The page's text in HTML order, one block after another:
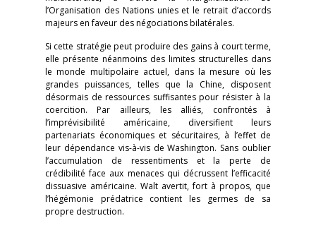
l’Organisation des Nations unies et le retrait d’accords
majeurs en faveur des négociations bilatérales.
Si cette stratégie peut produire des gains à court terme,
elle présente néanmoins des limites structurelles dans
le monde multipolaire actuel, dans la mesure où les
grandes puissances, telles que la Chine, disposent
désormais de ressources suffisantes pour résister à la
coercition. Par ailleurs, les alliés, confrontés à
l’imprévisibilité américaine, diversifient leurs
partenariats économiques et sécuritaires, à l’effet de
leur dépendance vis-à-vis de Washington. Sans oublier
l’accumulation de ressentiments et la perte de
crédibilité face aux menaces qui décrussent l’efficacité
dissuasive américaine. Walt avertit, fort à propos, que
l’hégémonie prédatrice contient les germes de sa
propre destruction.